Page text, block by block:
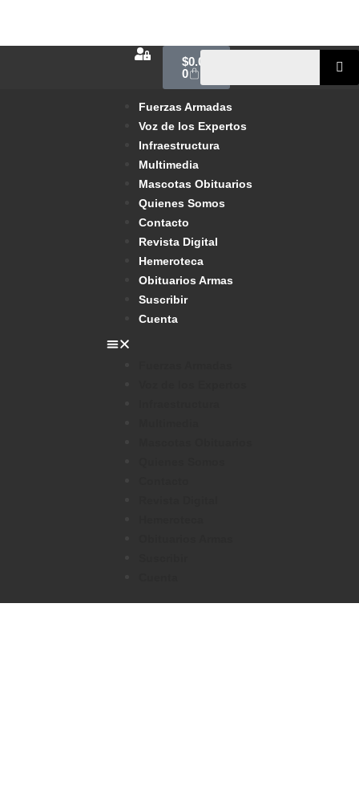
$0.00
0
Fuerzas Armadas
Voz de los Expertos
Infraestructura
Multimedia
Mascotas Obituarios
Quienes Somos
Contacto
Revista Digital
Hemeroteca
Obituarios Armas
Suscribir
Cuenta